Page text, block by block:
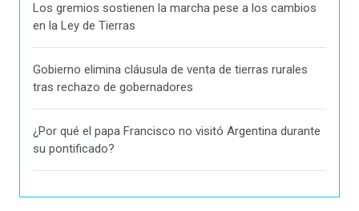
Los gremios sostienen la marcha pese a los cambios
en la Ley de Tierras
Gobierno elimina cláusula de venta de tierras rurales
tras rechazo de gobernadores
¿Por qué el papa Francisco no visitó Argentina durante
su pontificado?